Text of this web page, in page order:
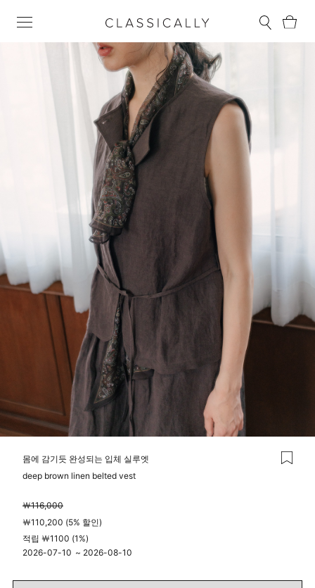
몸에 감기듯 완성되는 입체 실루엣
deep brown linen belted vest
￦116,000
￦110,200 (5% 할인)
적립 ￦1100 (1%)
2026-07-10 ~ 2026-08-10